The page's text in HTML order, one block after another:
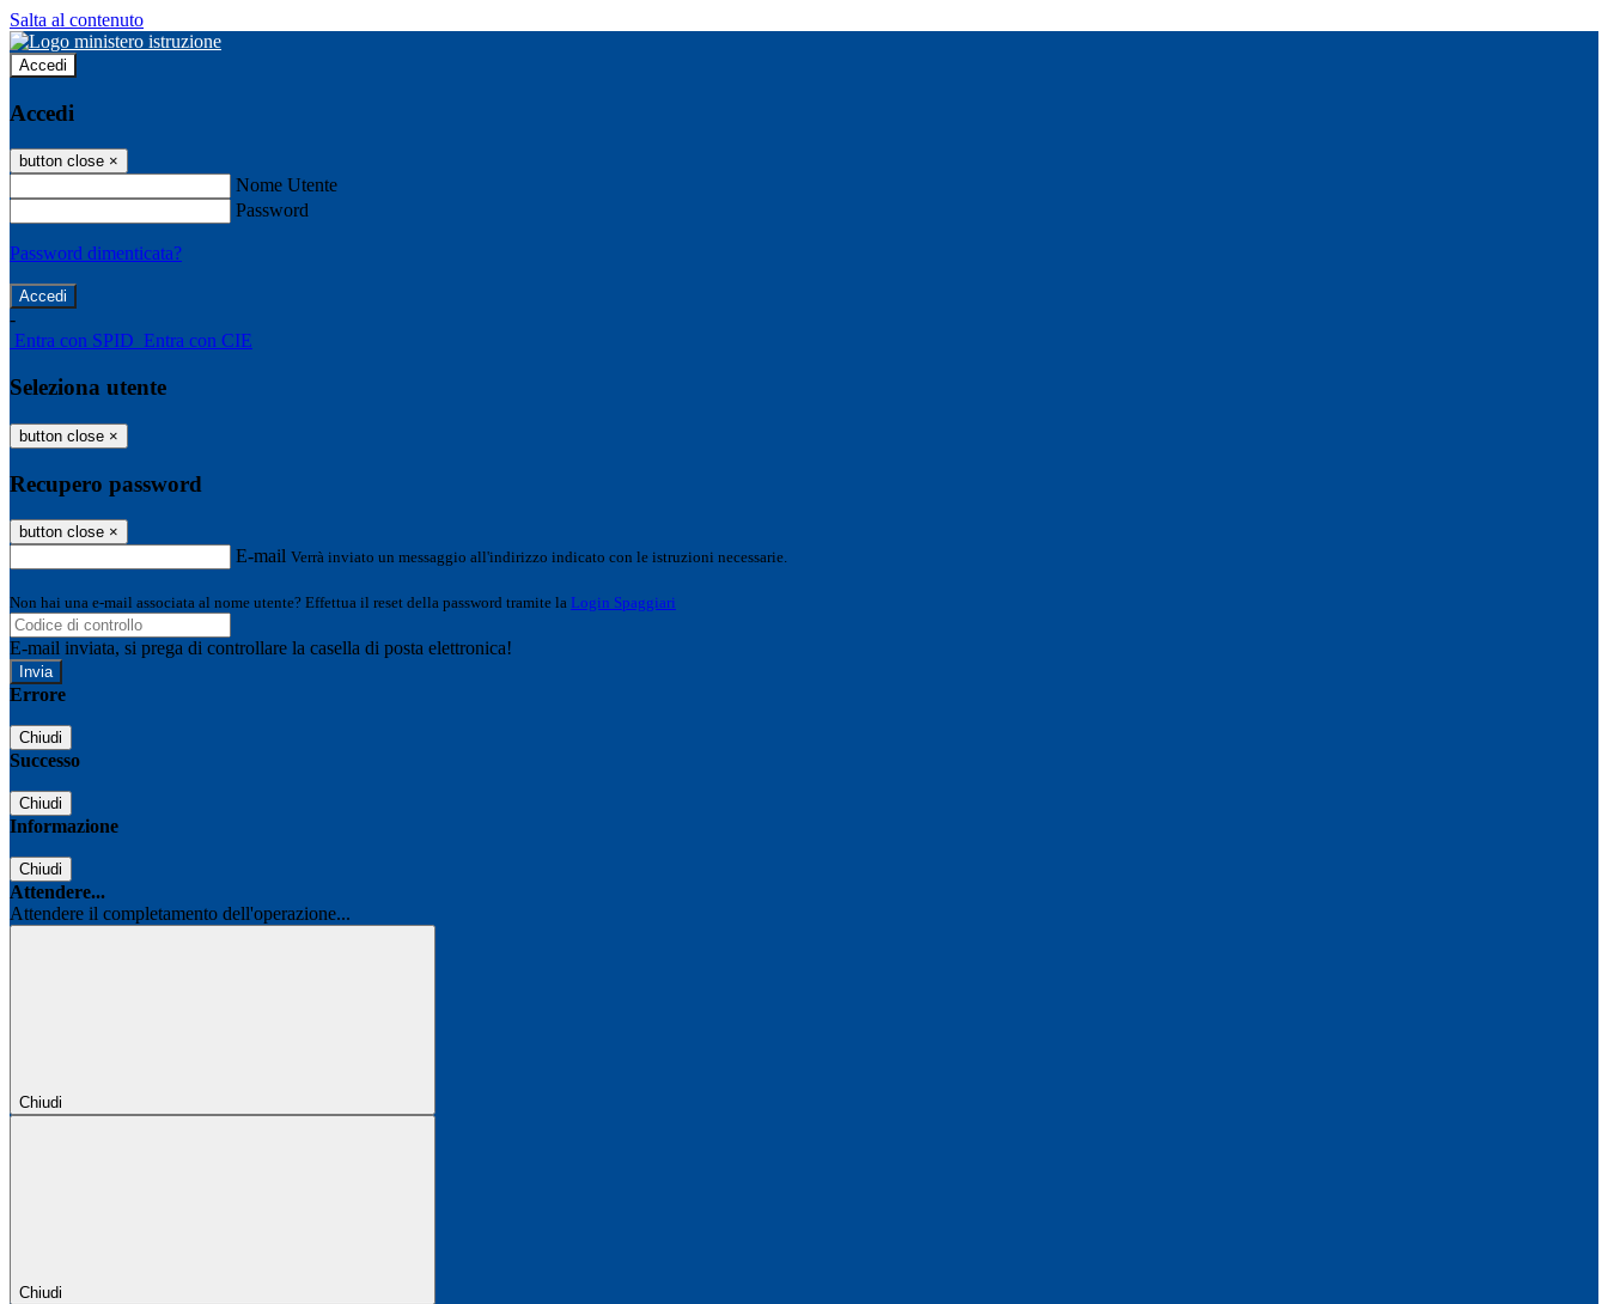
Salta al contenuto
Accedi
Accedi
button close ×
Nome Utente
Password
Password dimenticata?
-
Entra con SPID Entra con CIE
Seleziona utente
button close ×
Recupero password
button close ×
E-mail Verrà inviato un messaggio all'indirizzo indicato con le istruzioni necessarie.
Non hai una e-mail associata al nome utente? Effettua il reset della password tramite la Login Spaggiari
E-mail inviata, si prega di controllare la casella di posta elettronica!
Errore
Chiudi
Successo
Chiudi
Informazione
Chiudi
Attendere...
Attendere il completamento dell'operazione...
Chiudi
Chiudi